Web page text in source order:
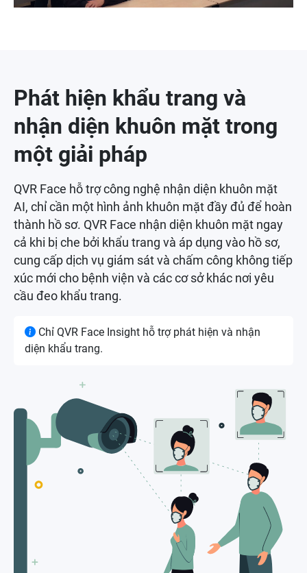
Phát hiện khẩu trang và
nhận diện khuôn mặt trong
một giải pháp
QVR Face hỗ trợ công nghệ nhận diện khuôn mặt
AI, chỉ cần một hình ảnh khuôn mặt đầy đủ để hoàn
thành hồ sơ. QVR Face nhận diện khuôn mặt ngay
cả khi bị che bởi khẩu trang và áp dụng vào hồ sơ,
cung cấp dịch vụ giám sát và chấm công không tiếp
xúc mới cho bệnh viện và các cơ sở khác nơi yêu
cầu đeo khẩu trang.
Chỉ QVR Face Insight hỗ trợ phát hiện và nhận
diện khẩu trang.